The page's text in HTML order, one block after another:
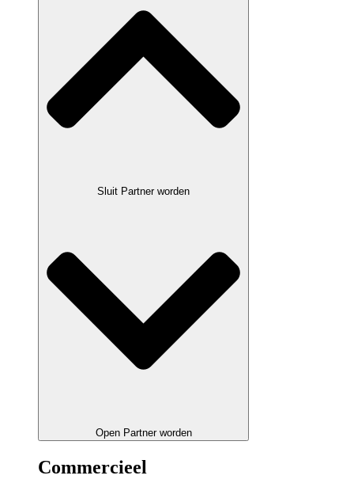
Sluit Partner worden
Open Partner worden
Commercieel